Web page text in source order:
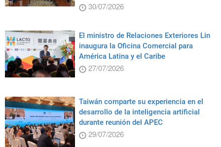
30/07/2026
El ministro de Relaciones Exteriores Lin
inaugura la Oficina Comercial para
América Latina y el Caribe
27/07/2026
Taiwán comparte su experiencia en el
desarrollo de la inteligencia artificial
durante reunión del APEC
29/07/2026